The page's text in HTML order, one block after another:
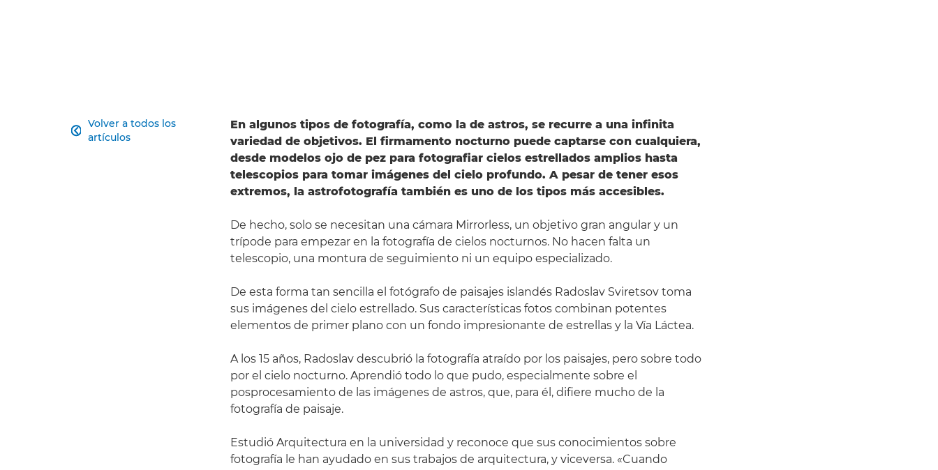
Volver a todos los
artículos

En algunos tipos de fotografía, como la de astros, se recurre a una infinita
variedad de objetivos. El firmamento nocturno puede captarse con cualquiera,
desde modelos ojo de pez para fotografiar cielos estrellados amplios hasta
telescopios para tomar imágenes del cielo profundo. A pesar de tener esos
extremos, la astrofotografía también es uno de los tipos más accesibles.
De hecho, solo se necesitan una cámara Mirrorless, un objetivo gran angular y un
trípode para empezar en la fotografía de cielos nocturnos. No hacen falta un
telescopio, una montura de seguimiento ni un equipo especializado.
De esta forma tan sencilla el fotógrafo de paisajes islandés Radoslav Sviretsov toma
sus imágenes del cielo estrellado. Sus características fotos combinan potentes
elementos de primer plano con un fondo impresionante de estrellas y la Vía Láctea.
A los 15 años, Radoslav descubrió la fotografía atraído por los paisajes, pero sobre todo
por el cielo nocturno. Aprendió todo lo que pudo, especialmente sobre el
posprocesamiento de las imágenes de astros, que, para él, difiere mucho de la
fotografía de paisaje.
Estudió Arquitectura en la universidad y reconoce que sus conocimientos sobre
fotografía le han ayudado en sus trabajos de arquitectura, y viceversa. «Cuando